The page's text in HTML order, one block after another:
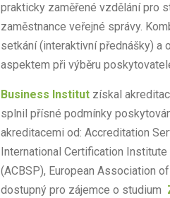
prakticky zaměřené vzdělání pro
zaměstnance veřejné správy.
setkání (interaktivní přednášky) a
aspektem při výběru
Business Institut získal
splnil přísné podmínky
akreditacemi od: Accreditation
International Certification
(ACBSP), European Association
dostupný pro zájemce o studium